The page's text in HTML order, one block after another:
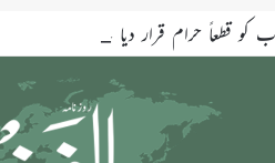
قطعاً حرام قرار دیا ہے